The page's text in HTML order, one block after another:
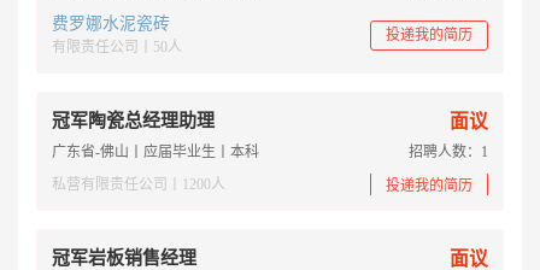
费罗娜水泥瓷砖
有限责任公司丨50人
投递我的简历
冠军陶瓷总经理助理 面议
广东省-佛山丨应届毕业生丨本科
招聘人数：1
私营有限责任公司丨1200人
投递我的简历
冠军岩板销售经理 面议